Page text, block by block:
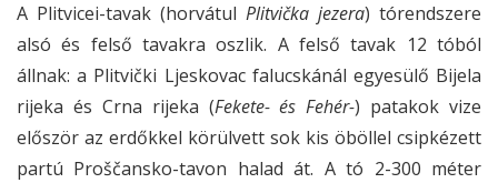
A Plitvicei-tavak (horvátul Plitvička jezera) tórendszere
alsó és felső tavakra oszlik. A felső tavak 12 tóból
állnak: a Plitvički Ljeskovac falucskánál egyesülő Bijela
rijeka és Crna rijeka (Fekete- és Fehér-) patakok vize
először az erdőkkel körülvett sok kis öböllel csipkézett
partú Proščansko-tavon halad át. A tó 2-300 méter